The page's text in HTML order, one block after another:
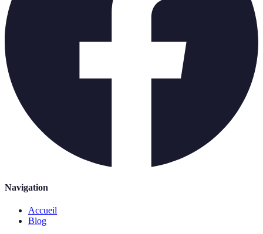
Navigation
Accueil
Blog